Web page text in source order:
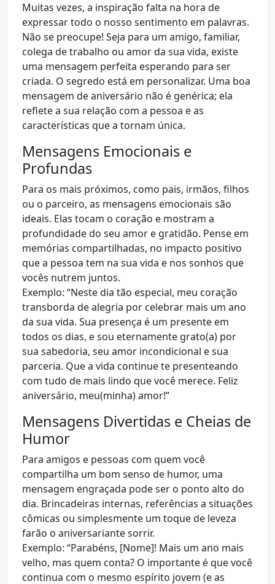
Muitas vezes, a inspiração falta na hora de
expressar todo o nosso sentimento em palavras.
Não se preocupe! Seja para um amigo, familiar,
colega de trabalho ou amor da sua vida, existe
uma mensagem perfeita esperando para ser
criada. O segredo está em personalizar. Uma boa
mensagem de aniversário não é genérica; ela
reflete a sua relação com a pessoa e as
características que a tornam única.
Mensagens Emocionais e
Profundas
Para os mais próximos, como pais, irmãos, filhos
ou o parceiro, as mensagens emocionais são
ideais. Elas tocam o coração e mostram a
profundidade do seu amor e gratidão. Pense em
memórias compartilhadas, no impacto positivo
que a pessoa tem na sua vida e nos sonhos que
vocês nutrem juntos.
Exemplo: “Neste dia tão especial, meu coração
transborda de alegria por celebrar mais um ano
da sua vida. Sua presença é um presente em
todos os dias, e sou eternamente grato(a) por
sua sabedoria, seu amor incondicional e sua
parceria. Que a vida continue te presenteando
com tudo de mais lindo que você merece. Feliz
aniversário, meu(minha) amor!”
Mensagens Divertidas e Cheias de
Humor
Para amigos e pessoas com quem você
compartilha um bom senso de humor, uma
mensagem engraçada pode ser o ponto alto do
dia. Brincadeiras internas, referências a situações
cômicas ou simplesmente um toque de leveza
farão o aniversariante sorrir.
Exemplo: “Parabéns, [Nome]! Mais um ano mais
velho, mas quem conta? O importante é que você
continua com o mesmo espírito jovem (e as